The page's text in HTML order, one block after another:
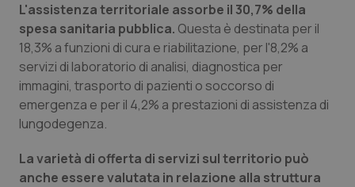
L'assistenza territoriale assorbe il 30,7% della
spesa sanitaria pubblica. Questa è destinata per il
18,3% a funzioni di cura e riabilitazione, per l'8,2% a
servizi di laboratorio di analisi, diagnostica per
immagini, trasporto di pazienti o soccorso di
emergenza e per il 4,2% a prestazioni di assistenza di
lungodegenza.
La varietà di offerta di servizi sul territorio può
anche essere valutata in relazione alla struttura